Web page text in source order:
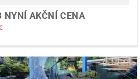
AKČNÍ CENA